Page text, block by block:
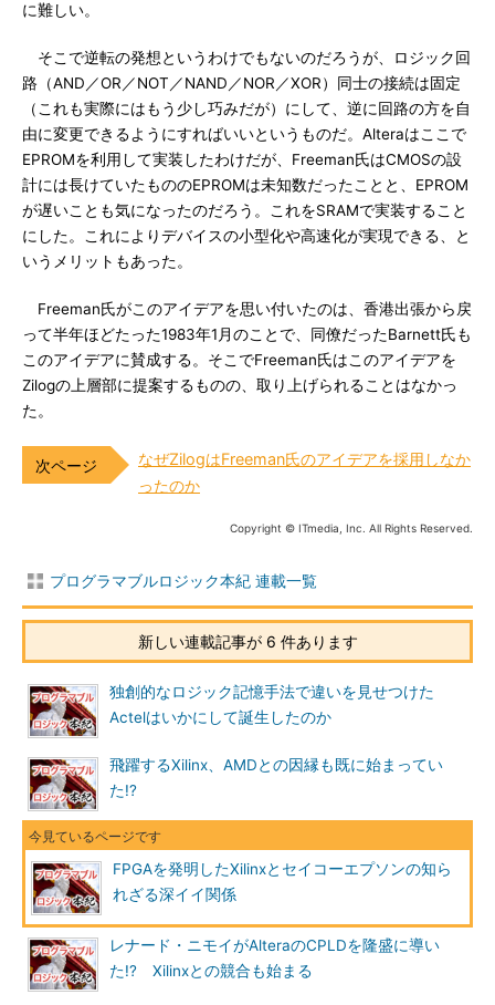
に難しい。
そこで逆転の発想というわけでもないのだろうが、ロジック回
路（AND／OR／NOT／NAND／NOR／XOR）同士の接続は固定
（これも実際にはもう少し巧みだが）にして、逆に回路の方を自
由に変更できるようにすればいいというものだ。Alteraはここで
EPROMを利用して実装したわけだが、Freeman氏はCMOSの設
計には長けていたもののEPROMは未知数だったことと、EPROM
が遅いことも気になったのだろう。これをSRAMで実装すること
にした。これによりデバイスの小型化や高速化が実現できる、と
いうメリットもあった。
Freeman氏がこのアイデアを思い付いたのは、香港出張から戻
って半年ほどたった1983年1月のことで、同僚だったBarnett氏も
このアイデアに賛成する。そこでFreeman氏はこのアイデアを
Zilogの上層部に提案するものの、取り上げられることはなかっ
た。
なぜZilogはFreeman氏のアイデアを採用しなか
ったのか
Copyright © ITmedia, Inc. All Rights Reserved.
プログラマブルロジック本紀 連載一覧
新しい連載記事が 6 件あります
独創的なロジック記憶手法で違いを見せつけた
Actelはいかにして誕生したのか
飛躍するXilinx、AMDとの因縁も既に始まってい
た!?
FPGAを発明したXilinxとセイコーエプソンの知ら
れざる深イイ関係
レナード・ニモイがAlteraのCPLDを隆盛に導い
た!? Xilinxとの競合も始まる